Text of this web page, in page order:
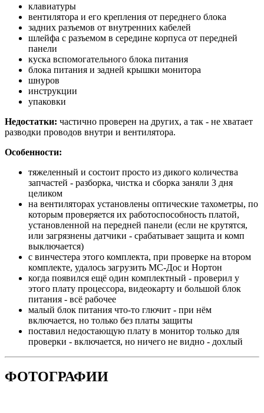
клавиатуры
вентилятора и его крепления от переднего блока
задних разъемов от внутренних кабелей
шлейфа с разъемом в середине корпуса от передней
панели
куска вспомогательного блока питания
блока питания и задней крышки монитора
шнуров
инструкции
упаковки
Недостатки: частично проверен на других, а так - не хватает
разводки проводов внутри и вентилятора.
Особенности:
тяжеленный и состоит просто из дикого количества
запчастей - разборка, чистка и сборка заняли 3 дня
целиком
на вентиляторах установлены оптические тахометры, по
которым проверяется их работоспособность платой,
установленной на передней панели (если не крутятся,
или загрязнены датчики - срабатывает защита и комп
выключается)
с винчестера этого комплекта, при проверке на втором
комплекте, удалось загрузить МС-Дос и Нортон
когда появился ещё один комплектный - проверил у
этого плату процессора, видеокарту и большой блок
питания - всё рабочее
малый блок питания что-то глючит - при нём
включается, но только без платы защиты
поставил недостающую плату в монитор только для
проверки - включается, но ничего не видно - дохлый
ФОТОГРАФИИ